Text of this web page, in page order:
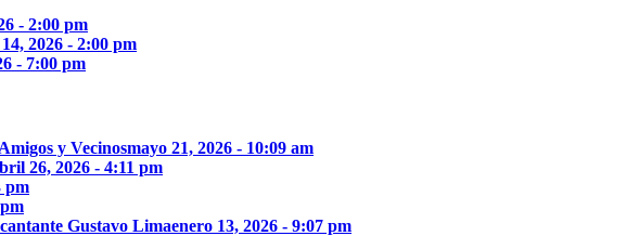
- 2:00 pm
2026 - 2:00 pm
- 7:00 pm
y Vecinosmayo 21, 2026 - 10:09 am
26, 2026 - 4:11 pm
pm
Gustavo Limaenero 13, 2026 - 9:07 pm